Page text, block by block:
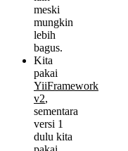
meski
mungkin
lebih
bagus.
Kita
pakai
YiiFramework
v2,
sementara
versi 1
dulu kita